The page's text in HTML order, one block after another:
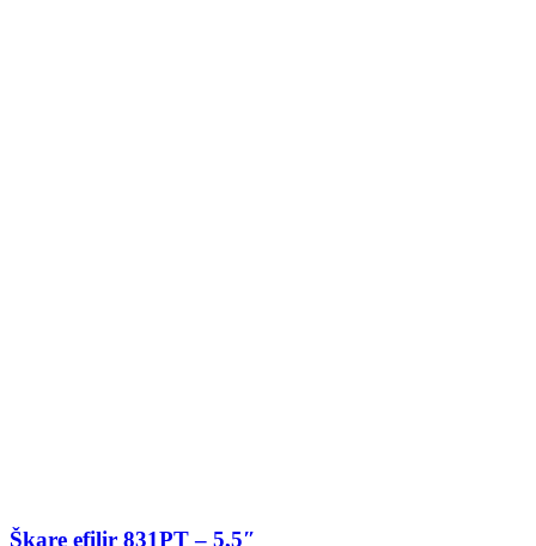
Škare efilir 831PT – 5,5″